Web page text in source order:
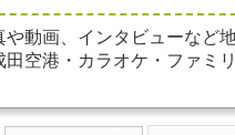
動画、インタビューなど
空港・カラオケ・ファミ